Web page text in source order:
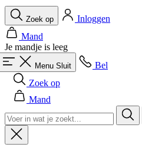
Menu Sluit
Bel
Zoek op
Mand
Heren
Alles in categorie Heren